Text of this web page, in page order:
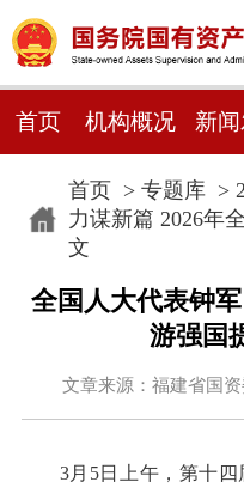
首页 机构概况 新
首页> 专题库>
力谋新篇 2026年
文
全国人大代表钟
游强国
文章来源：福建省国
3月5日上午，第十